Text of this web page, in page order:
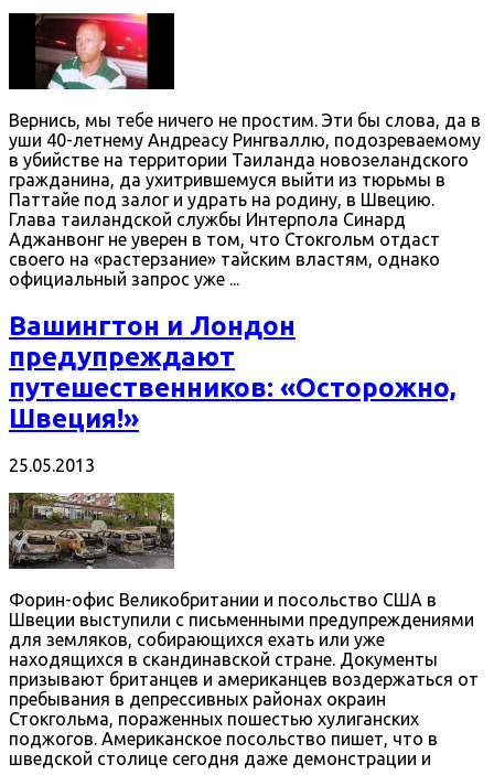
Вернись, мы тебе ничего не простим. Эти бы слова, да в
уши 40-летнему Андреасу Рингваллю, подозреваемому
в убийстве на территории Таиланда новозеландского
гражданина, да ухитрившемуся выйти из тюрьмы в
Паттайе под залог и удрать на родину, в Швецию.
Глава таиландской службы Интерпола Синард
Аджанвонг не уверен в том, что Стокгольм отдаст
своего на «растерзание» тайским властям, однако
официальный запрос уже ...
Вашингтон и Лондон
предупреждают
путешественников: «Осторожно,
Швеция!»
25.05.2013
Форин-офис Великобритании и посольство США в
Швеции выступили с письменными предупреждениями
для земляков, собирающихся ехать или уже
находящихся в скандинавской стране. Документы
призывают британцев и американцев воздержаться от
пребывания в депрессивных районах окраин
Стокгольма, пораженных пошестью хулиганских
поджогов. Американское посольство пишет, что в
шведской столице сегодня даже демонстрации и